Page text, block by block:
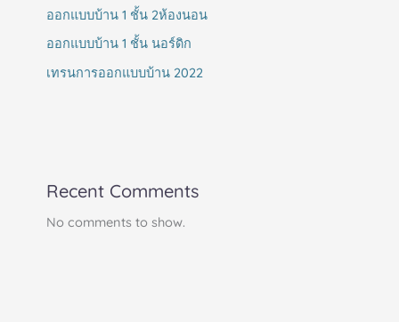
ออกแบบบ้าน 1 ชั้น 2ห้องนอน
ออกแบบบ้าน 1 ชั้น นอร์ดิก
เทรนการออกแบบบ้าน 2022
Recent Comments
No comments to show.